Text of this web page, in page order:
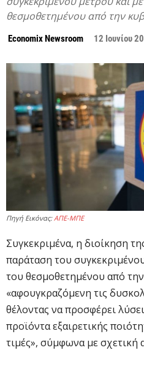
θεσμοθετημένου από την
Economix Newsroom 12 Ιουνίου
Πηγή Εικόνας:ΑΠΕ-ΜΠΕ
Συγκεκριμένα, η διοίκηση
παράταση του
του θεσμοθετημένου από
«αφουγκραζόμενη τις
θέλοντας να προσφέρει
προϊόντα εξαιρετικής
τιμές», σύμφωνα με σχετική